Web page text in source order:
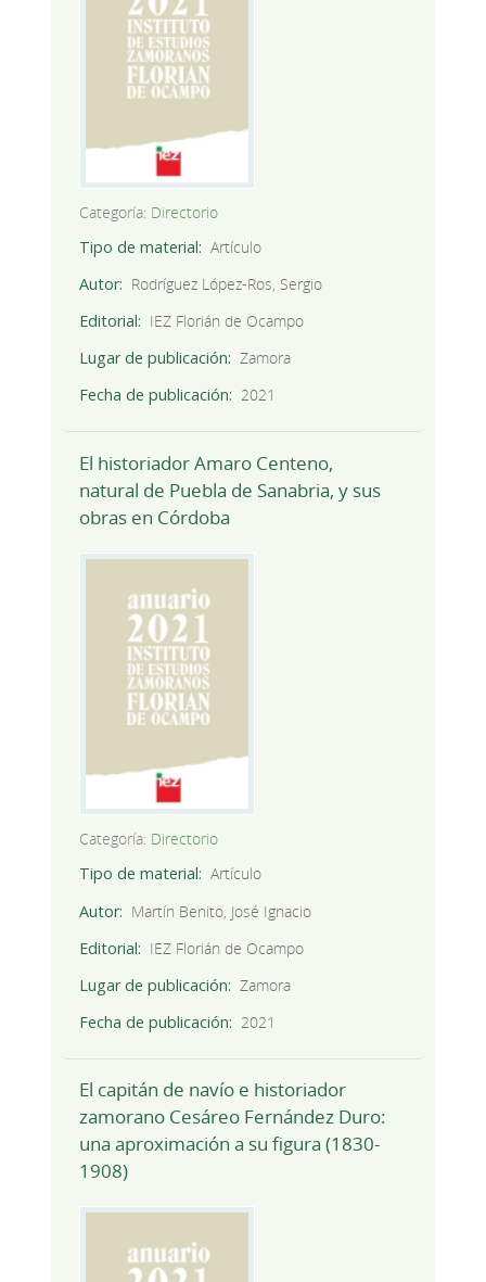
Categoría: Directorio
Tipo de material
Artículo
Autor
Rodríguez López-Ros, Sergio
Editorial
IEZ Florián de Ocampo
Lugar de publicación
Zamora
Fecha de publicación
2021
El historiador Amaro Centeno,
natural de Puebla de Sanabria, y sus
obras en Córdoba
Categoría: Directorio
Tipo de material
Artículo
Autor
Martín Benito, José Ignacio
Editorial
IEZ Florián de Ocampo
Lugar de publicación
Zamora
Fecha de publicación
2021
El capitán de navío e historiador
zamorano Cesáreo Fernández Duro:
una aproximación a su figura (1830-
1908)